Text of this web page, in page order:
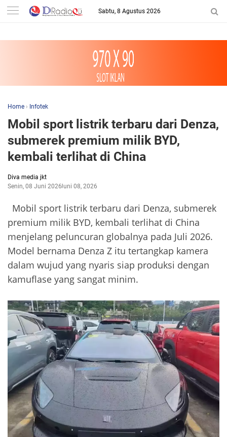
-->
Sabtu, 8 Agustus 2026
Home › Infotek
Mobil sport listrik terbaru dari Denza,
submerek premium milik BYD,
kembali terlihat di China
Diva media jkt
Senin, 08 Juni 2026Juni 08, 2026
Mobil sport listrik terbaru dari Denza, submerek
premium milik BYD, kembali terlihat di China
menjelang peluncuran globalnya pada Juli 2026.
Model bernama Denza Z itu tertangkap kamera
dalam wujud yang nyaris siap produksi dengan
kamuflase yang sangat minim.